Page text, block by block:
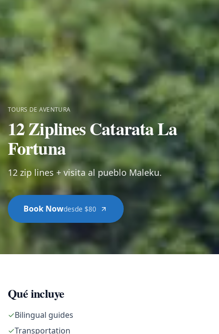
TOURS DE AVENTURA
12 Ziplines Catarata La
Fortuna
12 zip lines + visita al pueblo Maleku.
Book Nowdesde $80
Qué incluye
✓Bilingual guides
✓Transportation